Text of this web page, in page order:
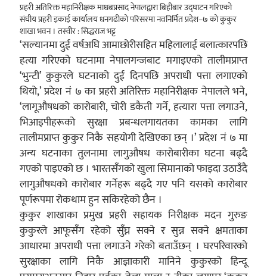
प्रहरी अतिरिक्त महानिरीक्षक माधबप्रसाद नेपालद्वारा बिहीबार उद्घाटन गरिएको
संघीय प्रहरी इकाई कार्यालय धनगढीको परिसरमा नवनिर्मित प्रदेश–७ को कुकुर
शाखा भवन । तस्वीर : सिद्धराज भट्ट
‘सल्यानमा दुई वर्षअघि आमाछोरीसहित महिलालाई बलात्कारपछि
हत्या गरिएको घटनामा नेपालगन्जबाट मगाइएको तालीमप्राप्त
‘भुन्टी’ कुकुरले घटनाको दुई दिनपछि अपराधी पत्ता लगाएको
थियो,’ प्रदेश नं ७ का प्रहरी अतिरिक्त महानिरीक्षक नेपालले भने,
‘लागूऔषधको कारोबारी, चोरी डकैती गर्ने, हत्यारा पत्ता लगाउने,
भिआइपीहरूको सुरक्षा प्रबन्धलगायतका कामका लागि
तालीमप्राप्त कुकुर निकै सहयोगी देखिएका छन् ।’ प्रदेश नं ७ मा
अन्य घटनाका तुलनामा लागुऔषध कारोबारीका घटना बढ्दै
गएको पाइएको छ । भारतसँगको खुला सिमानाको फाइदा उठाउँदै
लागुऔषधको कारोबार गर्नेहरू बढ्दै गए पनि यसको कारोबार
पूर्णरूपमा रोकथाम हुन सकिरहेको छैन ।
कुकुर शाखाका प्रमुख प्रहरी सहायक निरीक्षक मदन गुरुङ
कुकुरले आफूसँग रहेको सुँघ्न सक्ने र सुन्न सक्ने क्षमताका
आधारमा अपराधी पत्ता लगाउने गरेको बताउँछन् । घरपरिवारको
सुरक्षाका लागि निकै आज्ञाकारी मानिने कुकुरको हिन्दू